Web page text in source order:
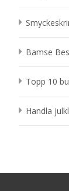
Bamse
Topp 10
Handla